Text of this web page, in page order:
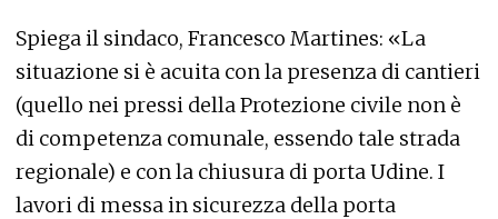
Spiega il sindaco, Francesco Martines: «La
situazione si è acuita con la presenza di cantieri
(quello nei pressi della Protezione civile non è
di competenza comunale, essendo tale strada
regionale) e con la chiusura di porta Udine. I
lavori di messa in sicurezza della porta